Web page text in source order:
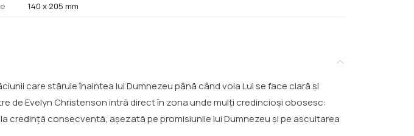
140 x 205 mm
care stăruie înaintea lui Dumnezeu până când voia Lui se face clară și
de Evelyn Christenson intră direct în zona unde mulți credincioși obosesc:
credință consecventă, așezată pe promisiunile lui Dumnezeu și pe ascultarea